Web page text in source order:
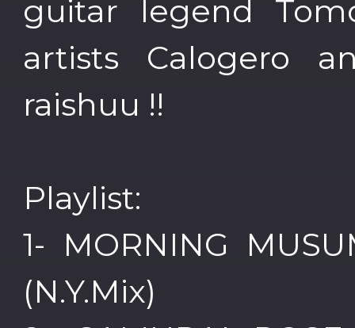
guitar legend
artists Calogero
raishuu !!
Playlist:
1- MORNING
(N.Y.Mix)